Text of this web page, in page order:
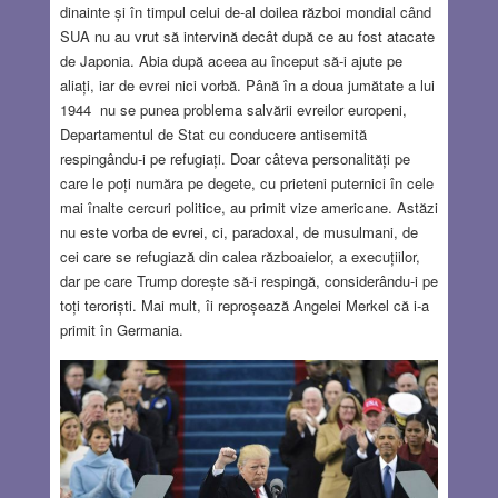
dinainte și în timpul celui de-al doilea război mondial când
SUA nu au vrut să intervină decât după ce au fost atacate
de Japonia. Abia după aceea au început să-i ajute pe
aliați, iar de evrei nici vorbă. Până în a doua jumătate a lui
1944 nu se punea problema salvării evreilor europeni,
Departamentul de Stat cu conducere antisemită
respingându-i pe refugiați. Doar câteva personalități pe
care le poți număra pe degete, cu prieteni puternici în cele
mai înalte cercuri politice, au primit vize americane. Astăzi
nu este vorba de evrei, ci, paradoxal, de musulmani, de
cei care se refugiază din calea războaielor, a execuțiilor,
dar pe care Trump dorește să-i respingă, considerându-i pe
toți teroriști. Mai mult, îi reproșează Angelei Merkel că i-a
primit în Germania.